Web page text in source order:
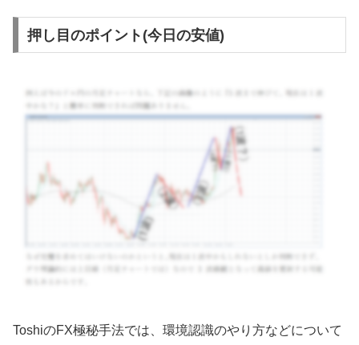
押し目のポイント(今日の安値)
ToshiのFX極秘手法では、環境認識のやり方などについて